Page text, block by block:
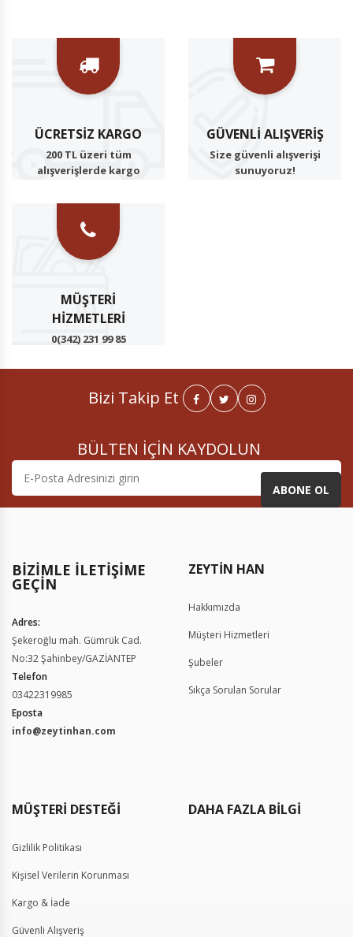
ÜCRETSIZ KARGO
200 TL üzeri tüm
alışverişlerde kargo
GÜVENLI ALIŞVERIŞ
Size güvenli alışverişi
sunuyoruz!
MÜŞTERI
HIZMETLERI
0(342) 231 99 85
Bizi Takip Et
BÜLTEN İÇİN KAYDOLUN
ABONE OL
BIZIMLE İLETIŞIME
GEÇIN
Adres:
Şekeroğlu mah. Gümrük Cad.
No:32 Şahinbey/GAZİANTEP
Telefon
03422319985
Eposta
info@zeytinhan.com
Hakkımızda
Müşteri Hizmetleri
Şubeler
Sıkça Sorulan Sorular
Gizlilik Politikası
Kişisel Verilerin Korunması
Kargo & İade
Güvenli Alışveriş